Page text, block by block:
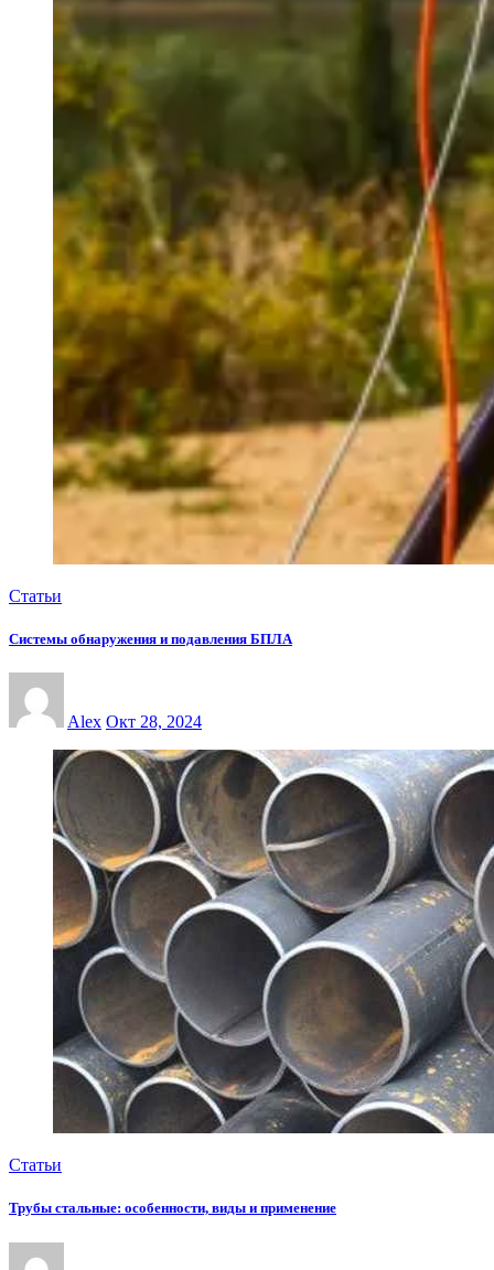
Статьи
Системы обнаружения и подавления БПЛА
Alex Окт 28, 2024
Статьи
Трубы стальные: особенности, виды и применение